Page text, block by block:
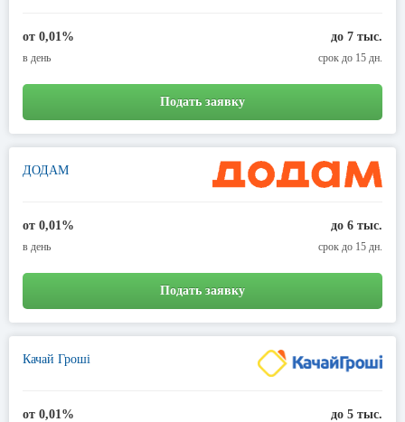
от 0,01%
в день
до 7 тыс.
срок до 15 дн.
Подать заявку
ДОДАМ
от 0,01%
в день
до 6 тыс.
срок до 15 дн.
Подать заявку
Качай Гроші
от 0,01% до 5 тыс.